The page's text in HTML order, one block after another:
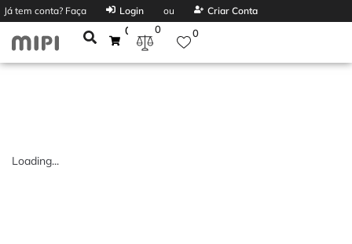
Já tem conta? Faça Login ou Criar Conta
0 0 0
Loading...